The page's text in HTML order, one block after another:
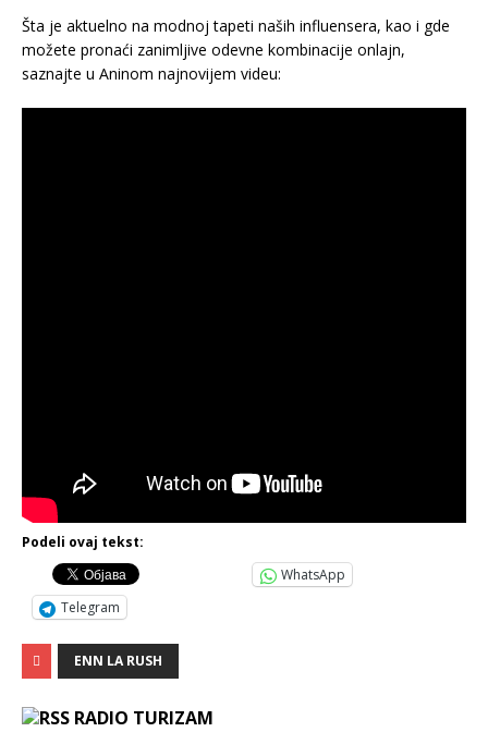
Šta je aktuelno na modnoj tapeti naših influensera, kao i gde
možete pronaći zanimljive odevne kombinacije onlajn,
saznajte u Aninom najnovijem videu:
Podeli ovaj tekst:
WhatsApp
Telegram
ENN LA RUSH
RADIO TURIZAM